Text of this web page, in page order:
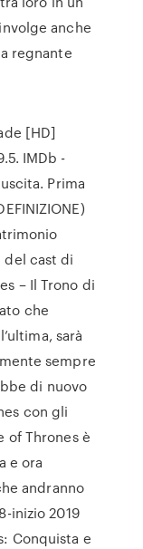
anche
regnante
[HD]
IMDb -
Prima
del cast di
– Il Trono di
che
sarà
sempre
di nuovo
con gli
of Thrones è
e ora
andranno
inizio 2019
Conquista e